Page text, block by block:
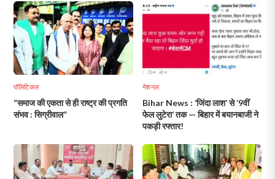
पॉलिटिकल
“समाज की एकता से ही राष्ट्र की प्रगति
संभव : सिग्रीवाल”
नेशनल
Bihar News : ‘जिंदा लाश’ से ‘9वीं
फेल लुटेरा’ तक — बिहार में बयानबाजी ने
पकड़ी रफ्तार!